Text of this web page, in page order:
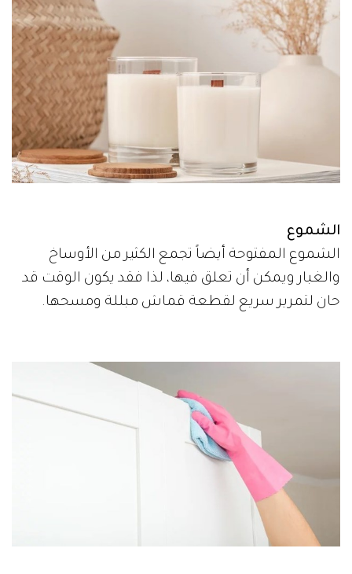
الشموع
الشموع المفتوحة أيضاً تجمع الكثير من الأوساخ
والغبار ويمكن أن تعلق فيها، لذا فقد يكون الوقت قد
حان لتمرير سريع لقطعة قماش مبللة ومسحها.